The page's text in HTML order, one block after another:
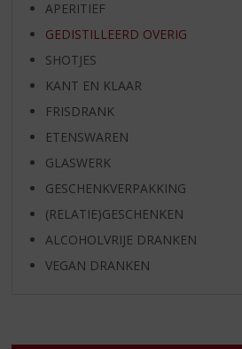
APERITIEF
GEDISTILLEERD OVERIG
SHOTJES
KANT EN KLAAR
FRISDRANK
ETENSWAREN
GLASWERK
GESCHENKVERPAKKING
(RELATIE)GESCHENKEN
ALCOHOLVRIJE DRANKEN
VEGAN DRANKEN